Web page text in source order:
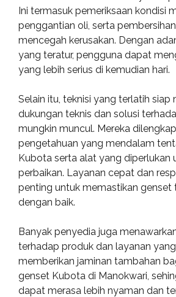
Ini termasuk pemeriksaan kondisi
penggantian oli, serta
mencegah kerusakan. Dengan
yang teratur, pengguna dapat
yang lebih serius di kemudian hari.
Selain itu, teknisi yang terlatih siap
dukungan teknis dan solusi
mungkin muncul. Mereka
pengetahuan yang mendalam
Kubota serta alat yang diperlukan
perbaikan. Layanan cepat dan
penting untuk memastikan genset
dengan baik.
Banyak penyedia juga
terhadap produk dan layanan
memberikan jaminan tambahan
genset Kubota di Manokwari,
dapat merasa lebih nyaman dan